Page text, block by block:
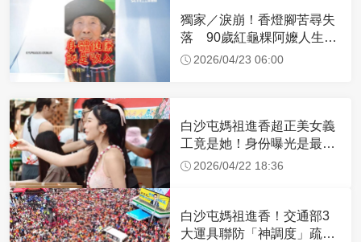
獨家／淚崩！香燈腳苦尋失
落 90歲紅龜粿阿嬤人生謝
幕2026/04/23 06:00
白沙屯媽祖進香超正美女義
工竟是她！身份曝光是最美
禮生 一輩子不結婚
2026/04/22 18:36
白沙屯媽祖進香！交通部3
大運具聯防「神調度」疏運